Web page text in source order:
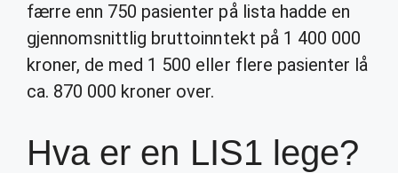
færre enn 750 pasienter på lista hadde en
gjennomsnittlig bruttoinntekt på 1 400 000
kroner, de med 1 500 eller flere pasienter lå
ca. 870 000 kroner over.
Hva er en LIS1 lege?